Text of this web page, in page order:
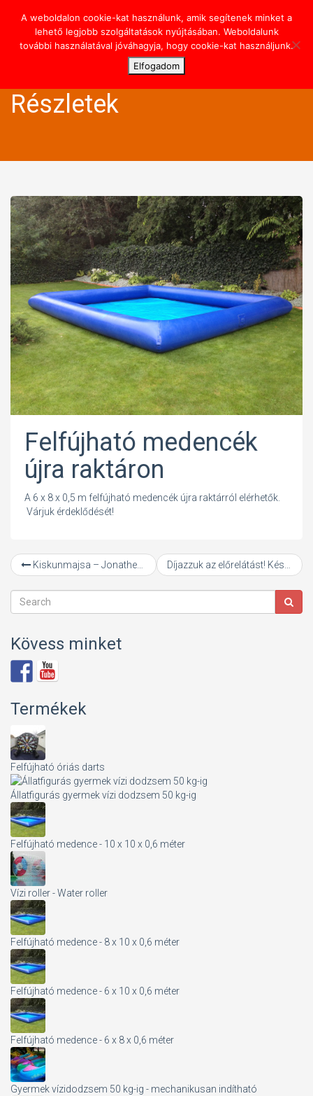
Részletek
Felfújható medencék
újra raktáron
A 6 x 8 x 0,5 m felfújható medencék újra raktárról elérhetők.
Várjuk érdeklődését!
Kiskunmajsa – Jonathermál Gyógy- és Élményfürdő – egy újabb helyszín ahol vízidodzsemezni lehet Díjazzuk az előrelátást! Készletkisöprés és előrendelés január 30-ig
Kövess minket
Termékek
Felfújható óriás darts
Állatfigurás gyermek vízi dodzsem 50 kg-ig
Felfújható medence - 10 x 10 x 0,6 méter
Vízi roller - Water roller
Felfújható medence - 8 x 10 x 0,6 méter
Felfújható medence - 6 x 10 x 0,6 méter
Felfújható medence - 6 x 8 x 0,6 méter
Gyermek vízidodzsem 50 kg-ig - mechanikusan indítható
A weboldalon cookie-kat használunk, amik segítenek minket a
lehető legjobb szolgáltatások nyújtásában. Weboldalunk
további használatával jóváhagyja, hogy cookie-kat használjunk.
Elfogadom